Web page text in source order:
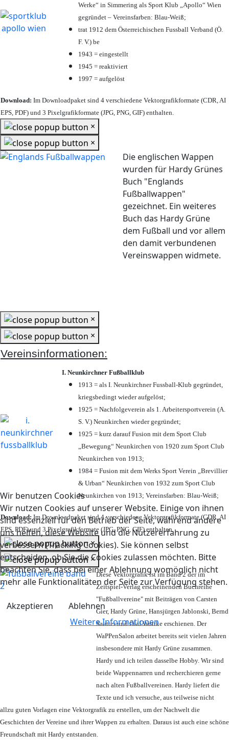
Wir benutzen Cookies
Wir nutzen Cookies auf unserer Website. Einige von ihnen
sind essenziell für den Betrieb der Seite, während andere
uns helfen, diese Website und die Nutzererfahrung zu
verbessern (Tracking Cookies). Sie können selbst
entscheiden, ob Sie die Cookies zulassen möchten. Bitte
beachten Sie, dass bei einer Ablehnung womöglich nicht
mehr alle Funktionalitäten der Seite zur Verfügung stehen.
Akzeptieren
Ablehnen
Weitere Informationen
Werke“ in Simmering als Sport Klub „Apollo“ Wien
gegründet – Vereinsfarben: Blau-Weiß;
trat 1912 dem Österreichischen Fussball Verband (Ö.
F. V.) be
1943 = eingestellt
1945 = reaktiviert
1997 = aufgelöst
Download: Im Downloadpaket sind 4 verschiedene Vektorgrafikformate (CDR, AI
EPS, PDF) und 3 Pixelgrafikformate (JPG, PNG, GIF) enthalten.
×
×
Die englischen Wappen
wurden für Hardy Grünes
Buch "Englands
Fußballwappen"
gezeichnet. Ein weiteres
Buch das Hardy Grüne
dem Fußball und vor allem
den damit verbundenen
Vereinswappen widmete.
×
×
Vereinsinformationen:
I. Neunkirchner Fußballklub
1913 = als I. Neunkirchner Fussball-Klub gegründet,
kriegsbedingt wieder aufgelöst;
1925 = Nachfolgeverein als 1. Arbeitersportverein (A.
S. V.) Neunkirchen wieder gegründet;
1925 = kurz darauf Fusion mit dem Sport Club
„Bewegung“ Neunkirchen von 1920 zum Sport Club
Neunkirchen von 1913;
1984 = Fusion mit dem Werks Sport Verein „Brevillier
& Urban“ Neunkirchen von 1932 zum Sport Club
Neunkirchen von 1913; Vereinsfarben: Blau-Weiß;
Download: Im Downloadpaket sind 4 verschiedene Vektorgrafikformate (CDR, AI
EPS, PDF) und 3 Pixelgrafikformate (JPG, PNG, GIF) enthalten.
×
×
Diese Vektorgrafik ist im Band 2 der im
Zeitspiel-Verlag erscheinenden Buchreihe
"Fußballvereine" mit Beiträgen von Carsten
Gier, Hardy Grüne, Hansjürgen Jablonski, Bernd
Sautter und Olaf Wuttke erschienen. Der
WaPPenSalon arbeitet bereits seit vielen Jahren
insbesondere mit Hardy Grüne zusammen.
Hardy und ich teilen dasselbe Hobby. Wir sind
beide Wappennarren und recherchieren gerne
nach alten Fußballvereinen. Hardy liefert die
Texte und ich versuche, aus teilweise nicht
allzu guten Vorlagen eine Vektorgrafik zu erstellen, um der Nachwelt die
Geschichten der Vereine und ihrer Wappen zu erhalten. Daraus ist auch eine schöne
Freundschaft mit Hardy entstanden.